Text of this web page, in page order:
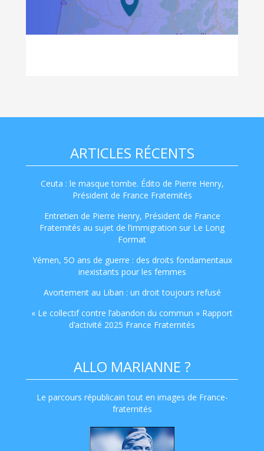
ARTICLES RÉCENTS
Ceuta : le masque tombe. Édito de Pierre Henry,
Président de France Fraternités
Entretien de Pierre Henry, Président de France
Fraternités au sujet de l’immigration sur Le Long
Format
Yémen, 5O ans de guerre : des droits fondamentaux
inexistants pour les femmes
Avortement au Liban : un droit toujours refusé
« Le collectif contre l’abandon du commun » Rapport
d’activité 2025 France Fraternités
ALLO MARIANNE ?
Le parcours républicain tout en images de France-
fraternités